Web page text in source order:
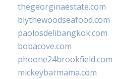
thegeorginaestate.com
blythewoodseafood.com
paolosdelibangkok.com
bobacove.com
phoone24brookfield.com
mickeybarmama.com